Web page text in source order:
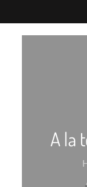
A la